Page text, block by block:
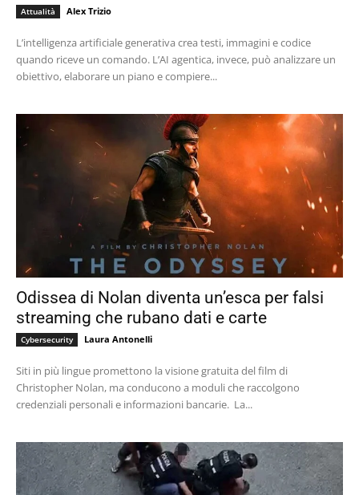
Attualità Alex Trizio
L’intelligenza artificiale generativa crea testi, immagini e codice
quando riceve un comando. L’AI agentica, invece, può analizzare un
obiettivo, elaborare un piano e compiere...
Odissea di Nolan diventa un’esca per falsi
streaming che rubano dati e carte
Cybersecurity Laura Antonelli
Siti in più lingue promettono la visione gratuita del film di
Christopher Nolan, ma conducono a moduli che raccolgono
credenziali personali e informazioni bancarie. La...